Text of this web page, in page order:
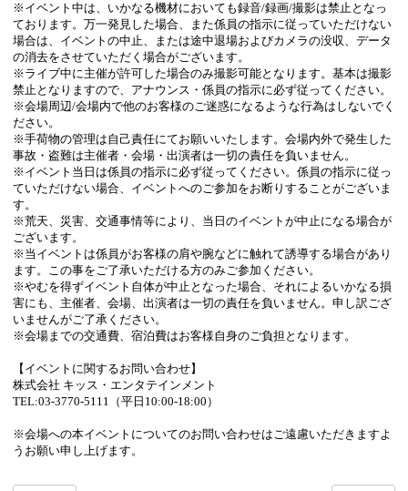
※ イベント中は、いかなる機材においても録音/録画/撮影は禁止となっ
ております。万一発見した場合、また係員の指示に従っていただけない
場合は、イベントの中止、または途中退場およびカメラの没収、データ
の消去をさせていただく場合がございます。
※ ライブ中に主催が許可した場合のみ撮影可能となります。基本は撮影
禁止となりますので、アナウンス・係員の指示に必ず従ってください。
※会場周辺/会場内で他のお客様のご迷惑になるような行為はしないでく
ださい。
※手荷物の管理は自己責任にてお願いいたします。会場内外で発生した
事故・盗難は主催者・会場・出演者は一切の責任を負いません。
※ イベント当日は係員の指示に必ず従ってください。係員の指示に従っ
ていただけない場合、イベントへのご参加をお断りすることがございま
す。
※荒天、災害、交通事情等により、当日のイベントが中止になる場合が
ございます。
※ 当イベントは係員がお客様の肩や腕などに触れて誘導する場合があり
ます。この事をご了承いただける方のみご参加ください。
※やむを得ずイベント自体が中止となった場合、それによるいかなる損
害にも、主催者、会場、出演者は一切の責任を負いません。申し訳ござ
いませんがご了承ください。
※会場までの交通費、宿泊費はお客様自身のご負担となります。
【イベントに関するお問い合わせ】
株式会社 キッス・エンタテインメント
TEL:03-3770-5111 （平日 10:00-18:00 ）
※会場への本イベントについてのお問い合わせはご遠慮いただきますよ
うお願い申し上げます。